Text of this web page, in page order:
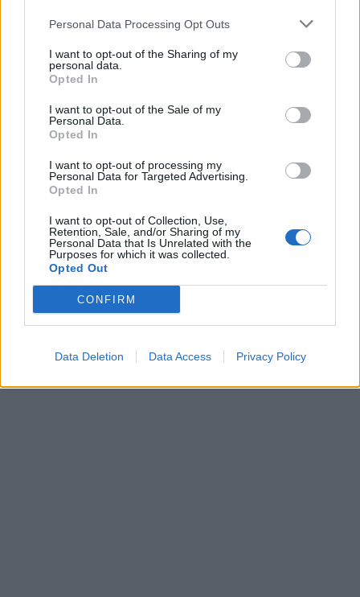
Personal Data Processing Opt Outs
I want to opt-out of the Sharing of my
personal data.
Opted In
I want to opt-out of the Sale of my
Personal Data.
Opted In
I want to opt-out of processing my
Personal Data for Targeted Advertising.
Opted In
I want to opt-out of Collection, Use,
Retention, Sale, and/or Sharing of my
Personal Data that Is Unrelated with the
Purposes for which it was collected.
Opted Out
CONFIRM
Data Deletion Data Access Privacy Policy